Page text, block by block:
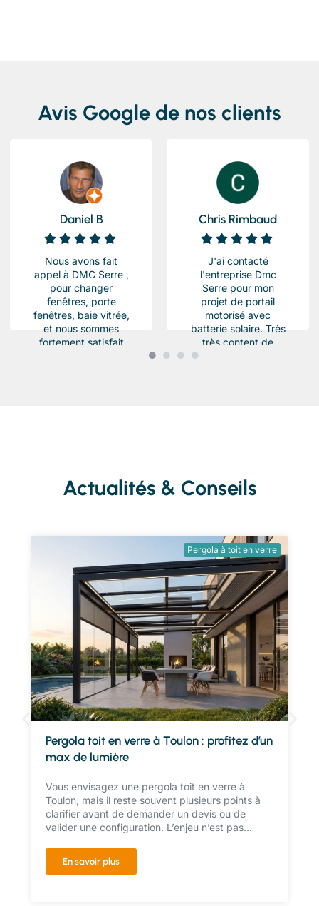
Avis Google de nos clients
Daniel B
Nous avons fait
appel à DMC Serre ,
pour changer
fenêtres, porte
fenêtres, baie vitrée,
et nous sommes
fortement satisfait
Chris Rimbaud
J'ai contacté
l'entreprise Dmc
Serre pour mon
projet de portail
motorisé avec
batterie solaire. Très
très content de
l'équipe Beau travail
Actualités & Conseils
Pergola à toit en verre
Pergola toit en verre à Toulon : profitez d’un
max de lumière
Vous envisagez une pergola toit en verre à
Toulon, mais il reste souvent plusieurs points à
clarifier avant de demander un devis ou de
valider une configuration. L’enjeu n’est pas...
En savoir plus